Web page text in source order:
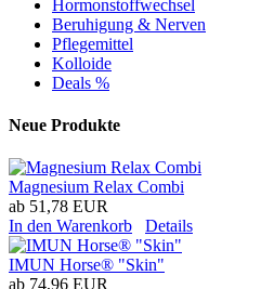
Hormonstoffwechsel
Beruhigung & Nerven
Pflegemittel
Kolloide
Deals %
Neue Produkte
Magnesium Relax Combi
ab 51,78 EUR
In den Warenkorb
Details
IMUN Horse® "Skin"
ab 74,96 EUR